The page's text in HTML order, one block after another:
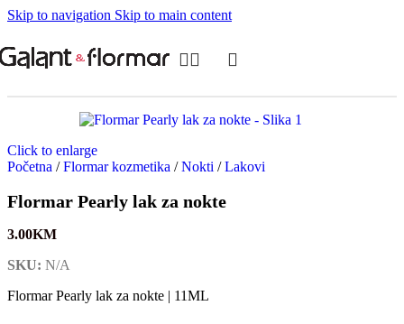
Skip to navigation Skip to main content
Click to enlarge
Početna / Flormar kozmetika / Nokti / Lakovi
Flormar Pearly lak za nokte
3.00KM
SKU: N/A
Flormar Pearly lak za nokte | 11ML